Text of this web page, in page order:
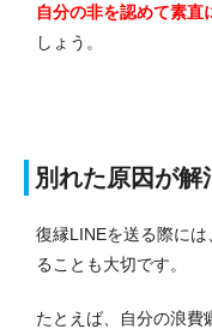
自分の非を認めて素直
しょう。
別れた原因が解
復縁LINEを送る際に
ることも大切です。
たとえば、自分の浪費